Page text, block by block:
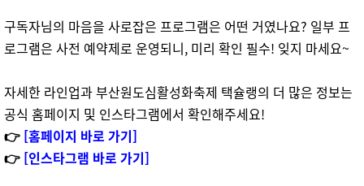
구독자님의 마음을 사로잡은 프로그램은 어떤 거였나요? 일부 프
로그램은 사전 예약제로 운영되니, 미리 확인 필수! 잊지 마세요~
자세한 라인업과 부산원도심활성화축제 택슐랭의 더 많은 정보는
공식 홈페이지 및 인스타그램에서 확인해주세요!
👉 [홈페이지 바로 가기]
👉 [인스타그램 바로 가기]